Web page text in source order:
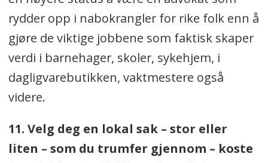
rydder opp i nabokrangler for rike folk enn å
gjøre de viktige jobbene som faktisk skaper
verdi i barnehager, skoler, sykehjem, i
dagligvarebutikken, vaktmestere også
videre.
11. Velg deg en lokal sak – stor eller
liten – som du trumfer gjennom – koste